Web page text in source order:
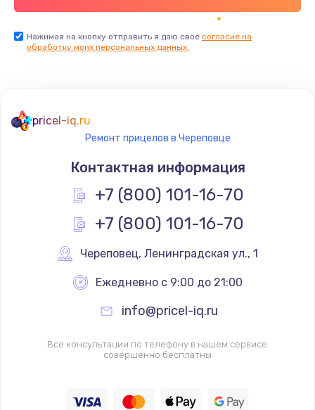
Нажимая на кнопку отправить я даю свое согласие на
обработку моих персональных данных.
pricel-iq.ru
Ремонт прицелов в Череповце
Контактная информация
+7 (800) 101-16-70
+7 (800) 101-16-70
Череповец, Ленинградская ул., 1
Ежедневно с 9:00 до 21:00
info@pricel-iq.ru
Все консультации по телефону в нашем сервисе
совершенно бесплатны